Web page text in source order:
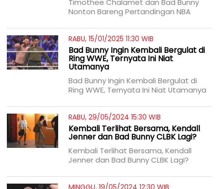
Timothee Chalamet dan Bad Bunny
Nonton Bareng Pertandingan NBA
RABU, 15/01/2025 11:30 WIB
Bad Bunny Ingin Kembali Bergulat di
Ring WWE, Ternyata Ini Niat
Utamanya
Bad Bunny Ingin Kembali Bergulat di
Ring WWE, Ternyata Ini Niat Utamanya
RABU, 29/05/2024 15:30 WIB
Kembali Terlihat Bersama, Kendall
Jenner dan Bad Bunny CLBK Lagi?
Kembali Terlihat Bersama, Kendall
Jenner dan Bad Bunny CLBK Lagi?
MINGGU, 19/05/2024 12:30 WIB